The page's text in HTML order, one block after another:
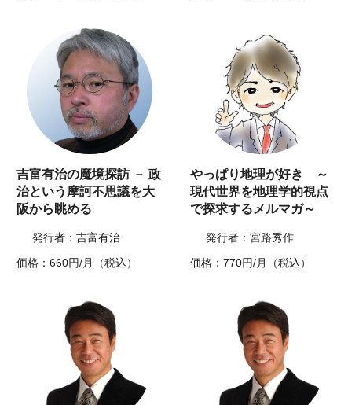
吉富有治の魔境探訪 － 政
治という摩訶不思議を大
阪から眺める
発行者：吉富有治
価格：660円/月（税込）
やっぱり地理が好き ～
現代世界を地理学的視点
で探求するメルマガ～
発行者：宮路秀作
価格：770円/月（税込）